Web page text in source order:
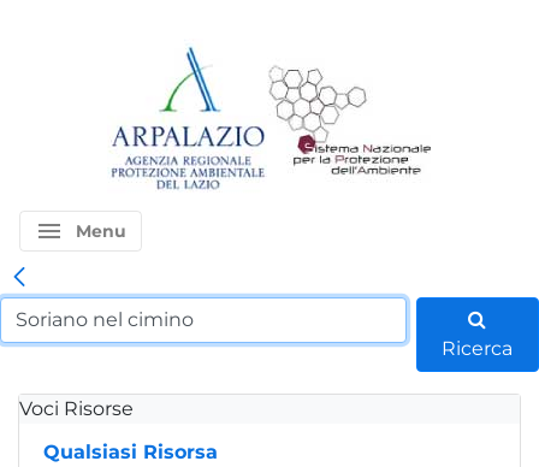
menu Menu
Ricerca
Voci Risorse
Qualsiasi Risorsa